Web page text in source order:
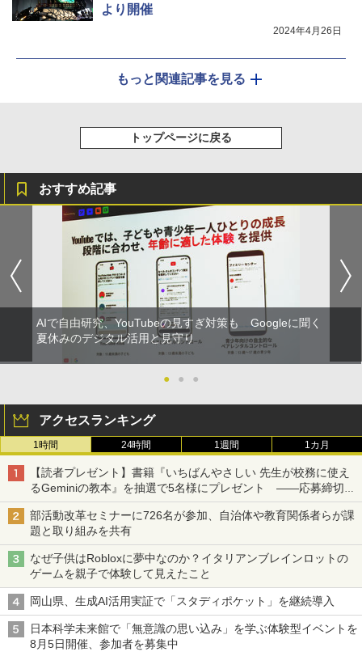
より開催
2024年4月26日
もっと関連記事を見る
トップページに戻る
おすすめ記事
AIで自由研究、YouTubeの見すぎ対策も Googleに聞く
夏休みのデジタル活用と見守り
● ● ●
アクセスランキング
1時間 24時間 1週間 1カ月
【読者プレゼント】書籍『いちばんやさしい 先生が校務に使え
るGeminiの教本』を抽選で5名様にプレゼント ――応募締切は
2026年8月12日（水）まで
部活動改革セミナーに726名が参加、自治体や教育関係者らが課
題と取り組みを共有
なぜ子供はRobloxに夢中なのか？イタリアンブレインロットの
ゲームを親子で体験して見えたこと
岡山県、生成AI活用実証で「スタディポケット」を継続導入
日本科学未来館で「無意識の思い込み」を学ぶ体験型イベントを
8月5日開催、参加者を募集中